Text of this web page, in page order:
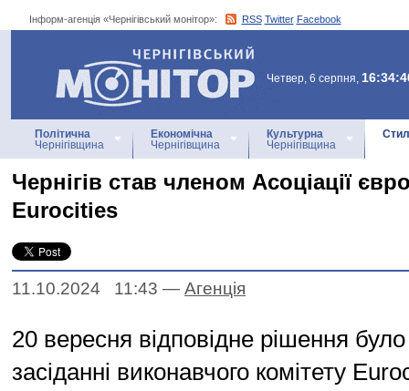
Інформ-агенція «Чернігівський монітор»: RSS Twitter Facebook
Інформ-агенція
«Чернігівський монітор»
Четвер, 6 серпня,
Політична
Чернігівщина
Економічна
Чернігівщина
Культурна
Чернігівщина
Чернігів став членом Асоціації
Eurocities
11.10.2024 11:43 — Агенцiя
20 вересня відповідне рішення
засіданні виконавчого комітету